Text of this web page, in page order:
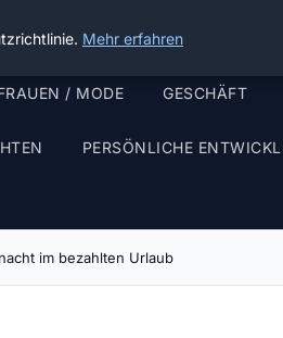
/ MODE GESCHÄFT
PERSÖNLICHE
im bezahlten Urlaub
Mehr erfahren